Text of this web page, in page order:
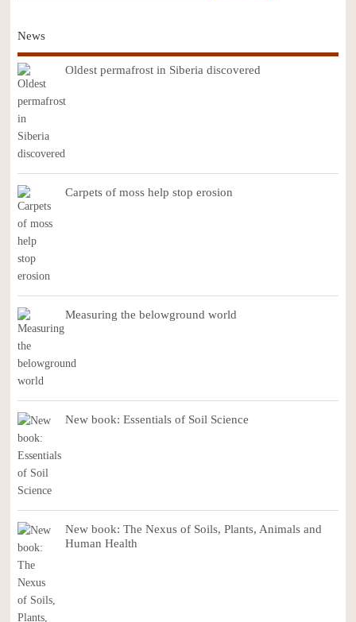
News
Oldest permafrost in Siberia discovered
Carpets of moss help stop erosion
Measuring the belowground world
New book: Essentials of Soil Science
New book: The Nexus of Soils, Plants, Animals and
Human Health